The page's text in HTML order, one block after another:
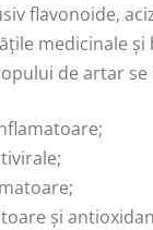
flavonoide,
medicinale
de artar se
și